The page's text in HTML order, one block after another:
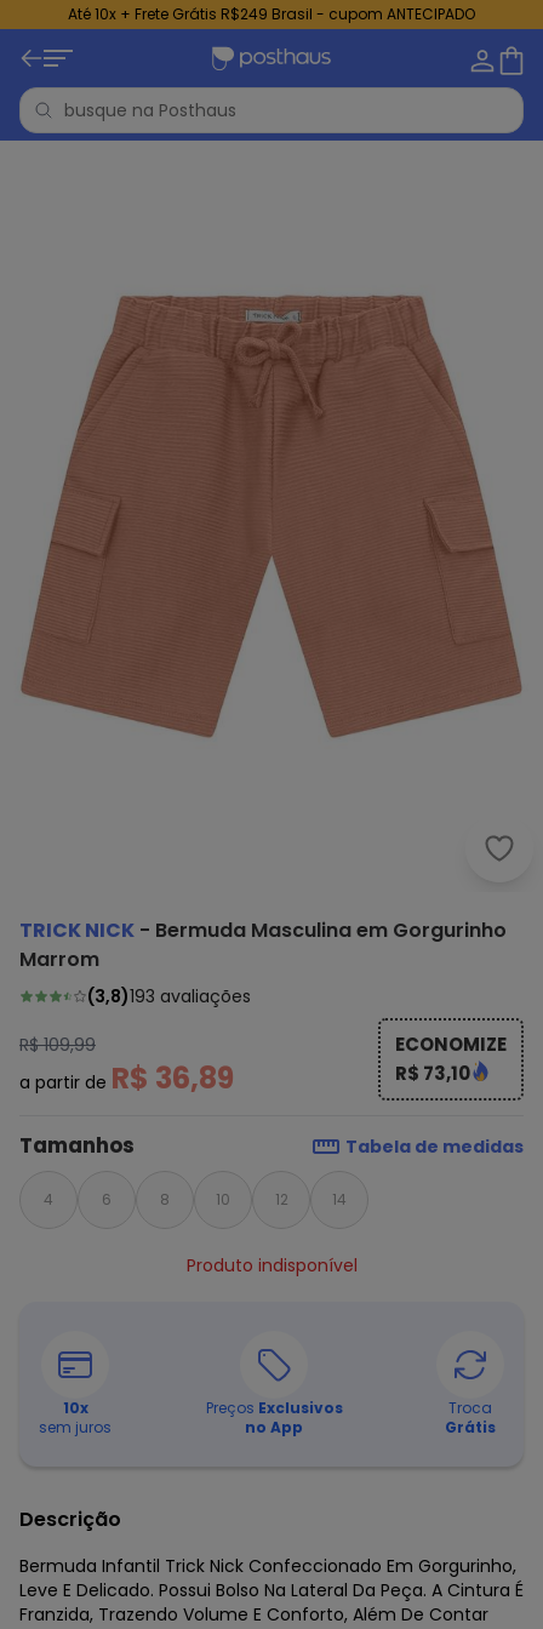
Até 10x + Frete Grátis R$249 Brasil - cupom ANTECIPADO
TRICK NICK - Bermuda Masculina em Gorgurinho
Marrom
(3,8)193 avaliações
R$ 109,99
a partir de R$ 36,89
ECONOMIZE
R$ 73,10
Tamanhos Tabela de medidas
4 6 8 10 12 14
Produto indisponível
10x
sem juros
Preços Exclusivos
no App
Troca
Grátis
Descrição
Bermuda Infantil Trick Nick Confeccionado Em Gorgurinho,
Leve E Delicado. Possui Bolso Na Lateral Da Peça. A Cintura É
Franzida, Trazendo Volume E Conforto, Além De Contar